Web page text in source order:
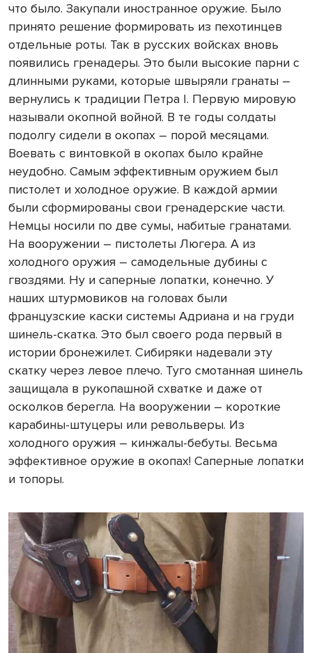
что было. Закупали иностранное оружие. Было
принято решение формировать из пехотинцев
отдельные роты. Так в русских войсках вновь
появились гренадеры. Это были высокие парни с
длинными руками, которые швыряли гранаты –
вернулись к традиции Петра I. Первую мировую
называли окопной войной. В те годы солдаты
подолгу сидели в окопах – порой месяцами.
Воевать с винтовкой в окопах было крайне
неудобно. Самым эффективным оружием был
пистолет и холодное оружие. В каждой армии
были сформированы свои гренадерские части.
Немцы носили по две сумы, набитые гранатами.
На вооружении – пистолеты Люгера. А из
холодного оружия – самодельные дубины с
гвоздями. Ну и саперные лопатки, конечно. У
наших штурмовиков на головах были
французские каски системы Адриана и на груди
шинель-скатка. Это был своего рода первый в
истории бронежилет. Сибиряки надевали эту
скатку через левое плечо. Туго смотанная шинель
защищала в рукопашной схватке и даже от
осколков берегла. На вооружении – короткие
карабины-штуцеры или револьверы. Из
холодного оружия – кинжалы-бебуты. Весьма
эффективное оружие в окопах! Саперные лопатки
и топоры.